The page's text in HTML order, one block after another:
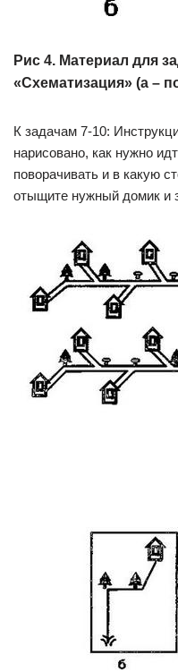
Рис 4. Материал для
«Схематизация» (а –
К задачам 7-10:
нарисовано, как нужно
поворачивать и в какую
отыщите нужный домик и